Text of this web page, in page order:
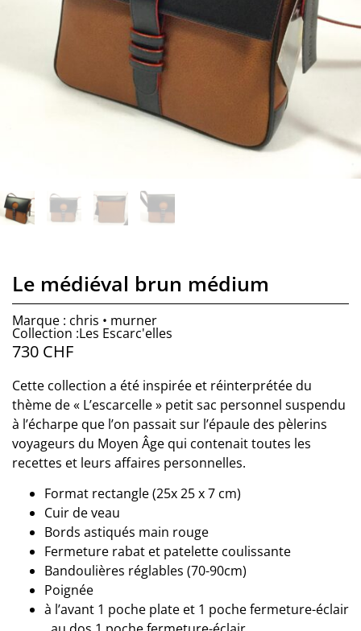
Le médiéval brun médium
Marque : chris • murner
Collection :Les Escarc'elles
730 CHF
Cette collection a été inspirée et réinterprétée du
thème de « L’escarcelle » petit sac personnel suspendu
à l’écharpe que l’on passait sur l’épaule des pèlerins
voyageurs du Moyen Âge qui contenait toutes les
recettes et leurs affaires personnelles.
Format rectangle (25x 25 x 7 cm)
Cuir de veau
Bords astiqués main rouge
Fermeture rabat et patelette coulissante
Bandoulières réglables (70-90cm)
Poignée
à l’avant 1 poche plate et 1 poche fermeture-éclair